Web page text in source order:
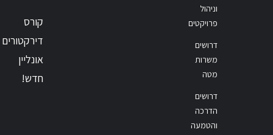
וניהול
פרויקטים
דרושים
משרות
מטה
דרושים
הדרכה
והטמעה
קורס
דירקטורים
אונליין
חדש!